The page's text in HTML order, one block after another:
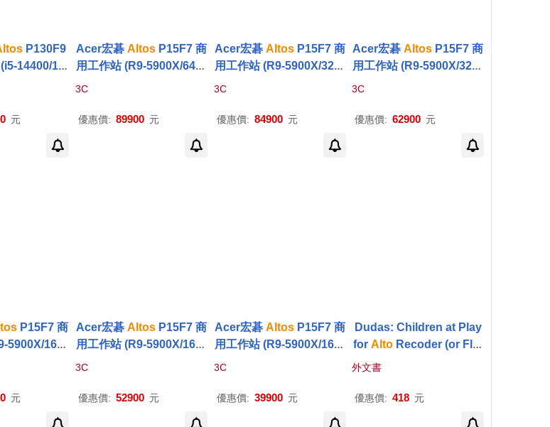
P130F9
14400/16
SSD/W11P)
元
Acer宏碁Altos P15F7 商
用工作站 (R9-5900X/64G/
4TB+4TB SSD/RTX3090
3C
優惠價: 89900 元
Acer宏碁 AltosP15F7 商
用工作站 (R9-5900X/32G/
2TB+2TB SSD/RTX3090
3C
優惠價: 84900 元
Acer宏碁Altos P15F7 商
用工作站 (R9-5900X/32G/
2TB+2TB SSD/RTX4060
3C
優惠價: 62900 元
P15F7 商
5900X/16G/
RTX406
元
Acer宏碁Altos P15F7 商
用工作站 (R9-5900X/16G/
2TB+512G SSD/RTX406
3C
優惠價: 52900 元
Acer宏碁 AltosP15F7 商
用工作站 (R9-5900X/16G/
1TB+512G SSD/T400-4
3C
優惠價: 39900 元
Dudas: Children at Play
for AltoRecoder (or Flut
e or Oboe) and Piano Bo
外文書
優惠價: 418 元